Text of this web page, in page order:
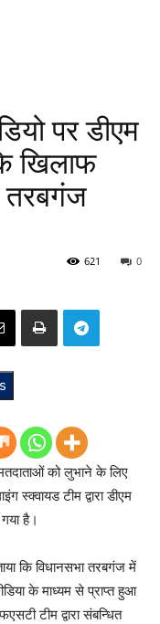
पर डीएम
खिलाफ
तरबगंज
0
621
मतदाताओं को लुभाने के लिए
स्क्वायड टीम द्वारा डीएम
है।
कि विधानसभा तरबगंज में
के माध्यम से प्राप्त हुआ
टीम द्वारा संबन्धित